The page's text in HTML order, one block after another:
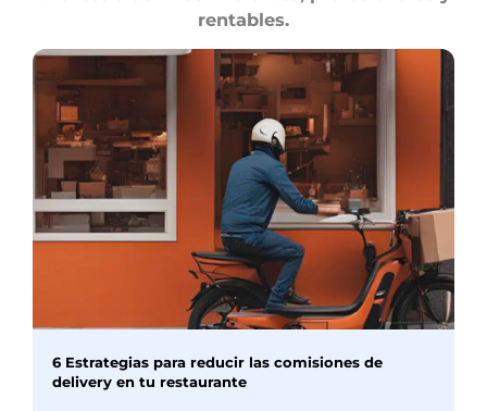
rentables.
6 Estrategias para reducir las comisiones de
delivery en tu restaurante